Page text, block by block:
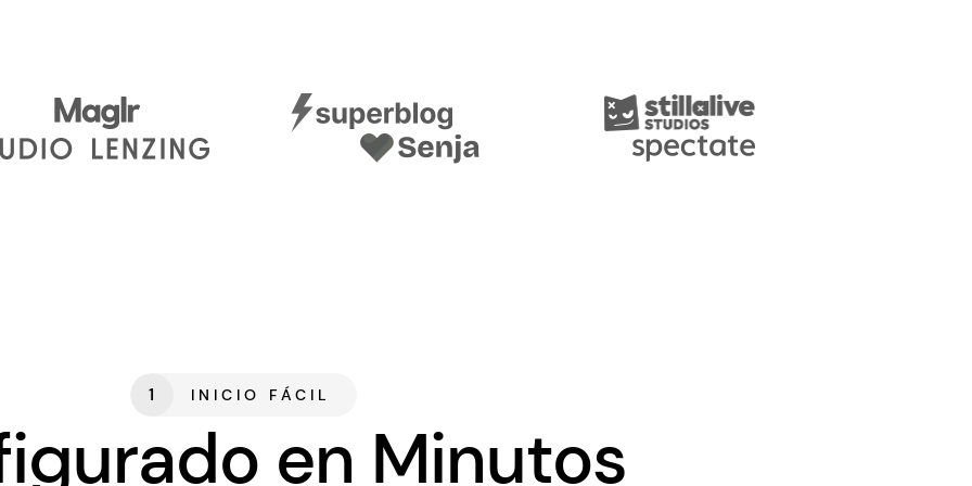
1 INICIO FÁCIL
en Minutos